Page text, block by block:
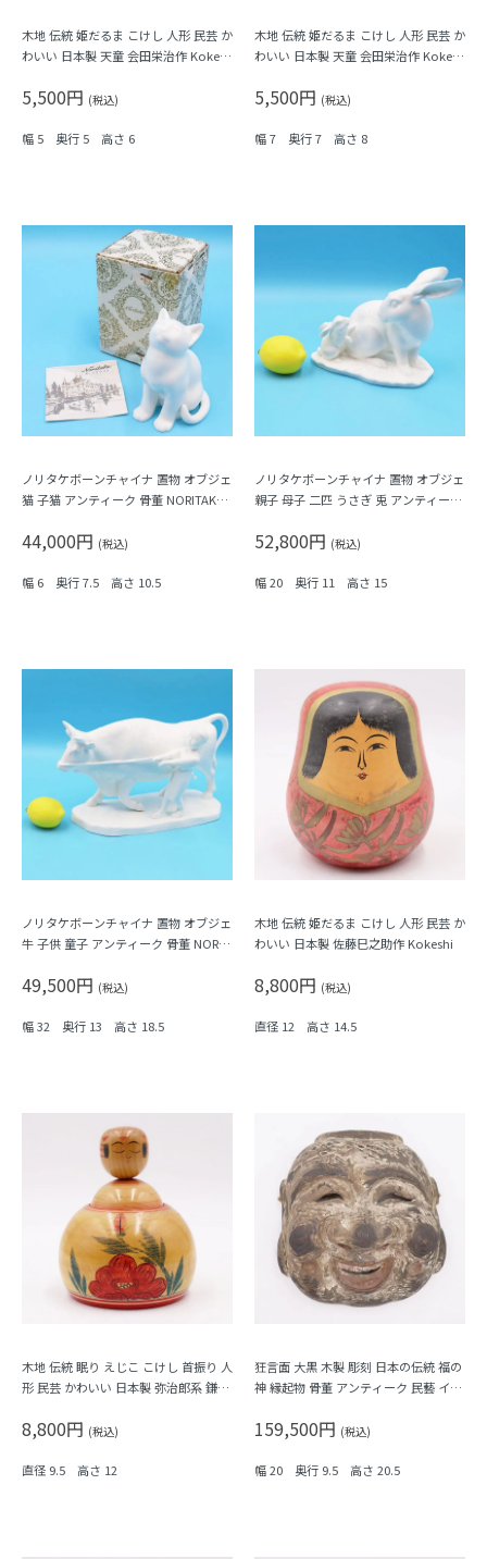
木地 伝統 姫だるま こけし 人形 民芸 か
わいい 日本製 天童 会田栄治作 Kokesh
5,500円 (税込)
幅 5 奥行 5 高さ 6
木地 伝統 姫だるま こけし 人形 民芸 か
わいい 日本製 天童 会田栄治作 Kokesh
5,500円 (税込)
幅 7 奥行 7 高さ 8
ノリタケボーンチャイナ 置物 オブジェ
猫 子猫 アンティーク 骨董 NORITAKE
44,000円 (税込)
幅 6 奥行 7.5 高さ 10.5
ノリタケボーンチャイナ 置物 オブジェ
親子 母子 二匹 うさぎ 兎 アンティーク
52,800円 (税込)
幅 20 奥行 11 高さ 15
ノリタケボーンチャイナ 置物 オブジェ
牛 子供 童子 アンティーク 骨董 NORIT
49,500円 (税込)
幅 32 奥行 13 高さ 18.5
木地 伝統 姫だるま こけし 人形 民芸 か
わいい 日本製 佐藤巳之助作 Kokeshi
8,800円 (税込)
直径 12 高さ 14.5
木地 伝統 眠り えじこ こけし 首振り 人
形 民芸 かわいい 日本製 弥治郎系 鎌田
8,800円 (税込)
直径 9.5 高さ 12
狂言面 大黒 木製 彫刻 日本の伝統 福の
神 縁起物 骨董 アンティーク 民藝 イン
159,500円 (税込)
幅 20 奥行 9.5 高さ 20.5